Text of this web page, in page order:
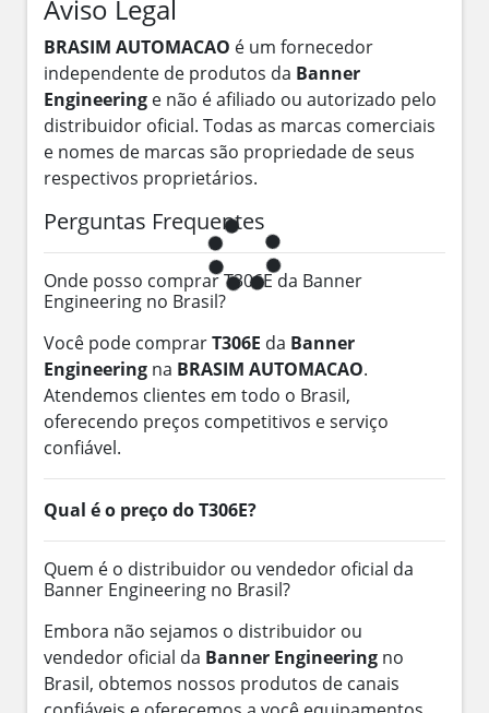
Aviso Legal
BRASIM AUTOMACAO é um fornecedor
independente de produtos da Banner
Engineering e não é afiliado ou autorizado pelo
distribuidor oficial. Todas as marcas comerciais
e nomes de marcas são propriedade de seus
respectivos proprietários.
Perguntas Frequentes
Onde posso comprar T306E da Banner
Engineering no Brasil?
Você pode comprarT306E da Banner
Engineering na BRASIM AUTOMACAO.
Atendemos clientes em todo o Brasil,
oferecendo preços competitivos e serviço
confiável.
Qual é o preço do T306E?
Quem é o distribuidor ou vendedor oficial da
Banner Engineering no Brasil?
Embora não sejamos o distribuidor ou
vendedor oficial da Banner Engineering no
Brasil, obtemos nossos produtos de canais